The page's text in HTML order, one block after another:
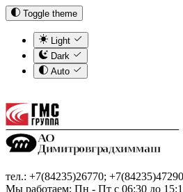
Toggle theme
Light
Dark
Auto
тел.: +7(84235)26770;
Мы работаем: Пн - Пт с 06:30 до